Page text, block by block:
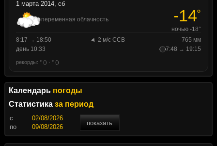
1 марта 2014, сб
переменная облачность -14°
ночью -18°
8:17 → 18:50
2 м/с ССВ
765 мм
день 10:33
7:48 → 19:15
рекорды: ° () · ° ()
Календарь погоды
Статистика за период
c
показать
по